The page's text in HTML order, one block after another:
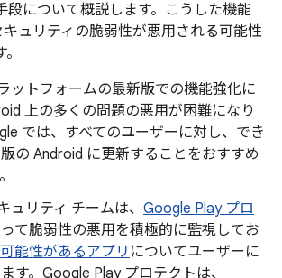
段について概説します。こうした機能
ュリティの脆弱性が悪用される可能性
ットフォームの最新版での機能強化に
上の多くの問題の悪用が困難になり
では、すべてのユーザーに対し、でき
の Android に更新することをおすすめ
ュリティ チームは、 Google Play プロ
て脆弱性の悪用を積極的に監視してお
能性があるアプリ についてユーザーに
す。Google Play プロテクトは、